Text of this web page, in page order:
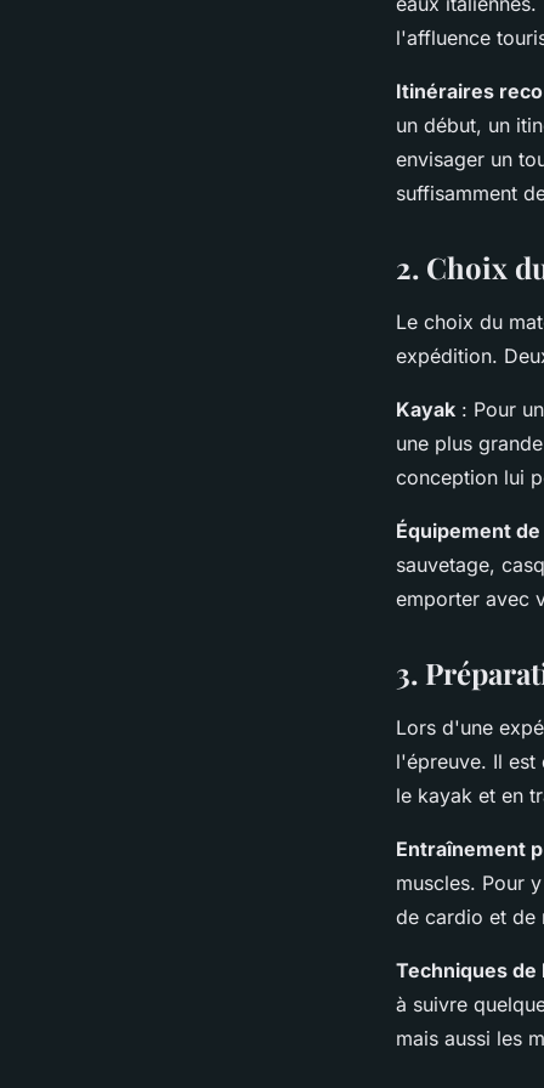
l'affluence
Itinéraires
un début, un
envisager un
suffisamment
2. Choix
Le choix du
expédition.
Kayak : Pour
une plus
conception lui
Équipement
sauvetage,
emporter avec
3.
Lors d'une
l'épreuve. Il est
le kayak et en
Entraînement
muscles. Pour
de cardio et de
Techniques de
à suivre
mais aussi les